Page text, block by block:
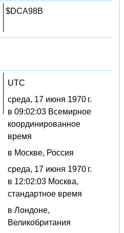
$DCA98B
UTC
среда, 17 июня 1970 г.
в 09:02:03 Всемирное
координированное
время
в Москве, Россия
среда, 17 июня 1970 г.
в 12:02:03 Москва,
стандартное время
в Лондоне,
Великобритания